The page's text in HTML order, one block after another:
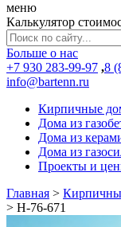
меню
Калькулятор
Больше о нас
+7 930 283-99-97 ,8
info@bartenn.ru
Кирпичные
Дома из
Дома из
Дома из
Проекты и
Главная >
> Н-76-671